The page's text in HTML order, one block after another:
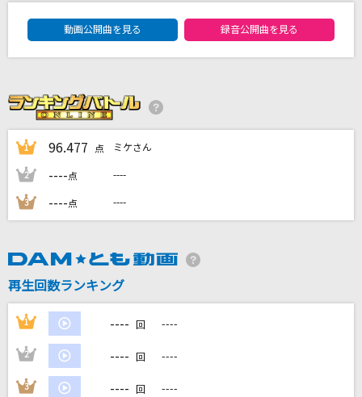
悠久ネバーダイ
フランシュシュ
ミックスナッツ
Official髭男dism
[生音]again
YUI
SCANNER
ハナミズキ
一青 窈
DAMの新曲・ランキングなど
動画公開曲を見る 録音公開曲を見る
1 96.477 点 ミケさん
2 ----点 ----
3 ----点 ----
再生回数ランキング
1 ---- 回 ----
2 ---- 回 ----
3 ---- 回 ----